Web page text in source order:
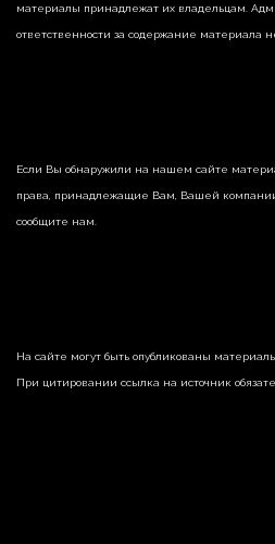
материалы принадлежат их владельцам.
ответственности за содержание материала
Если Вы обнаружили на нашем сайте
права, принадлежащие Вам, Вашей компании
сообщите нам.
На сайте могут быть опубликованы материалы
При цитировании ссылка на источник